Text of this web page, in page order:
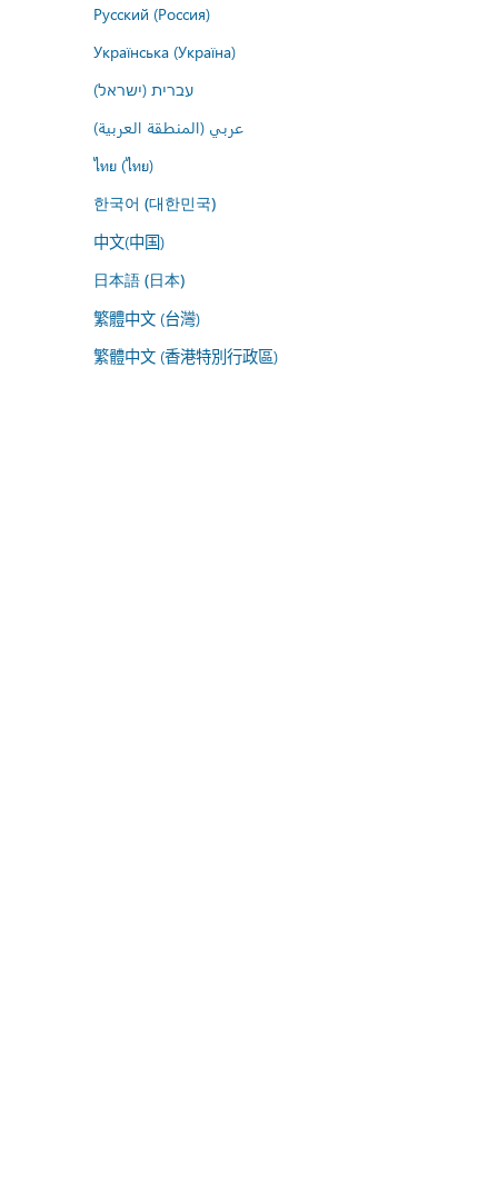
Русский (Россия)
Українська (Україна)
עברית (ישראל)
عربي (المنطقة العربية)
ไทย (ไทย)
한국어 (대한민국)
中文(中国)
日本語 (日本)
繁體中文 (台灣)
繁體中文 (香港特別行政區)